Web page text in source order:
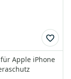
Apple iPhone